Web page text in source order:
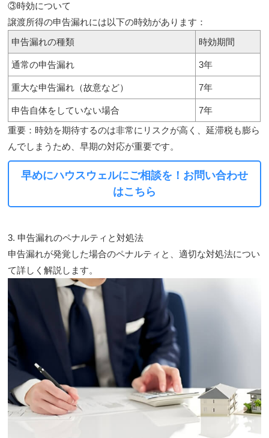
③時効について
譲渡所得の申告漏れには以下の時効があります：
申告漏れの種類
時効期間
通常の申告漏れ 3年
重大な申告漏れ（故意など） 7年
申告自体をしていない場合
7年
重要：時効を期待するのは非常にリスクが高く、延滞税も膨ら
んでしまうため、早期の対応が重要です。
早めにハウスウェルにご相談を！お問い合わせ
はこちら
3. 申告漏れのペナルティと対処法
申告漏れが発覚した場合のペナルティと、適切な対処法につい
て詳しく解説します。